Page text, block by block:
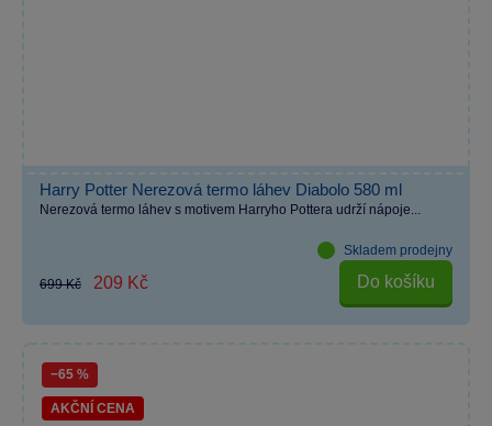
Harry Potter Nerezová termo láhev Diabolo 580 ml
Nerezová termo láhev s motivem Harryho Pottera udrží nápoje...
Skladem prodejny
699 Kč 209 Kč Do košíku
−65 %
AKČNÍ CENA